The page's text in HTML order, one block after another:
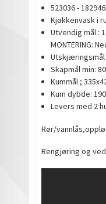
523036 -
Kjøkkenvask i
Utvendig mål :
MONTERING:
Utskjæringsmål
Skapmål min:
Kummål ;
Kum dybde:
Levers med 2
Rør/
Rengjøring og